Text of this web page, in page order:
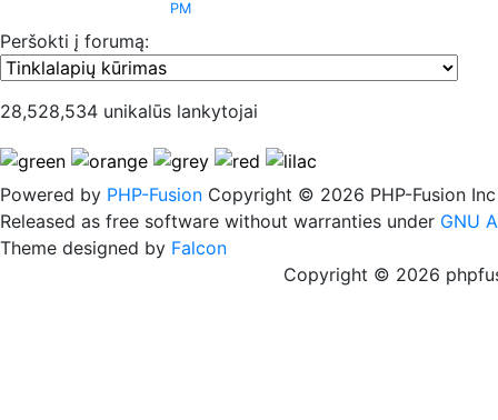
PM
Peršokti į forumą:
28,528,534 unikalūs lankytojai
Powered by PHP-Fusion Copyright © 2026 PHP-Fusion Inc
Released as free software without warranties under GNU
Theme designed by Falcon
Copyright © 2026